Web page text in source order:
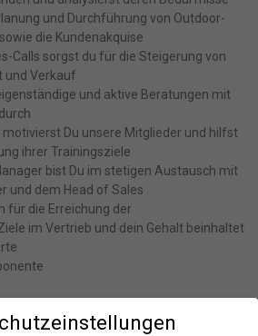
und Durchführung von Outdoor-
die Kundenakquise
Calls sorgst du für die Steigerung von
und Verkauf
und aktive Beratungen mit
motivierst Du unsere Mitglieder und hilfst
ihrer Trainingsziele
bist Du im stetigen Austausch mit
und dem Head of Sales
für die Erreichung der
im Vertrieb und dein Gehalt beinhaltet